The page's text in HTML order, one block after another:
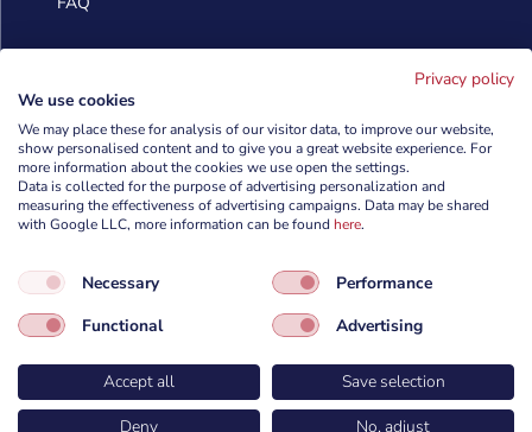
 info@cyberforces.com
 +48 505 372 810

ul. Petuniowa 9/5,
53-238 Wrocław,
Privacy policy
We use cookies
We may place these for analysis of our visitor data, to improve our website,
show personalised content and to give you a great website experience. For
more information about the cookies we use open the settings.
Data is collected for the purpose of advertising personalization and
measuring the effectiveness of advertising campaigns. Data may be shared
with Google LLC, more information can be found here.
Necessary
Performance
Functional
Advertising
Accept all
Save selection
Deny
No, adjust